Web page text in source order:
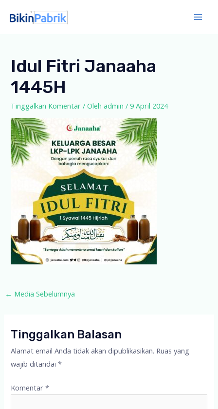
Idul Fitri Janaaha
1445H
Tinggalkan Komentar / Olehadmin/9 April 2024
Post
← Media Sebelumnya
Tinggalkan Balasan
Alamat email Anda tidak akan dipublikasikan. Ruas yang
wajib ditandai*
Komentar*